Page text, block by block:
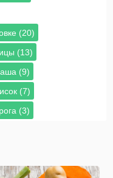
(20)
(13)
(9)
(7)
(3)